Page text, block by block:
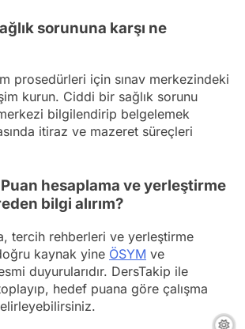
sorununa karşı ne
prosedürleri için sınav merkezindeki
kurun. Ciddi bir sağlık sorunu
bilgilendirip belgelemek
itiraz ve mazeret süreçleri
hesaplama ve yerleştirme
bilgi alırım?
tercih rehberleri ve yerleştirme
kaynak yine ÖSYM ve
duyurularıdır. DersTakip ile
hedef puana göre çalışma